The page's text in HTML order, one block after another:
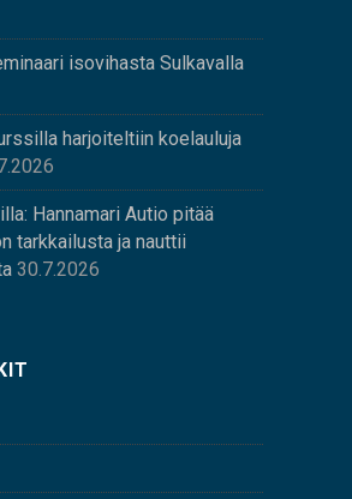
isovihasta Sulkavalla
harjoiteltiin koelauluja
Hannamari Autio pitää
tarkkailusta ja nauttii
30.7.2026